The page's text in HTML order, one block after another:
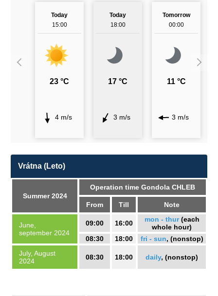
Today
15:00
23 °C
4 m/s
Today
18:00
17 °C
3 m/s
Tomorrow
00:00
11 °C
3 m/s
Vrátna (Leto)
Summer 2024
Operation time Gondola CHLEB
From Till Note
June,
september 2024
09:00 16:00 mon - thur(each
whole hour)
08:30
18:00 fri - sun, (nonstop)
July, August
2024
08:30 18:00 daily, (nonstop)